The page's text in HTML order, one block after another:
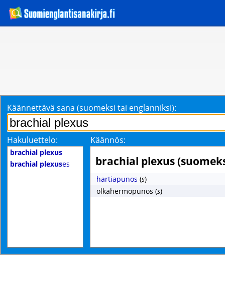
Käännettävä sana (suomeksi tai englanniksi):
Hakuluettelo: Käännös:
brachial plexus
brachial plexuses brachial plexus
hartiapunos (s)
olkahermopunos (s)